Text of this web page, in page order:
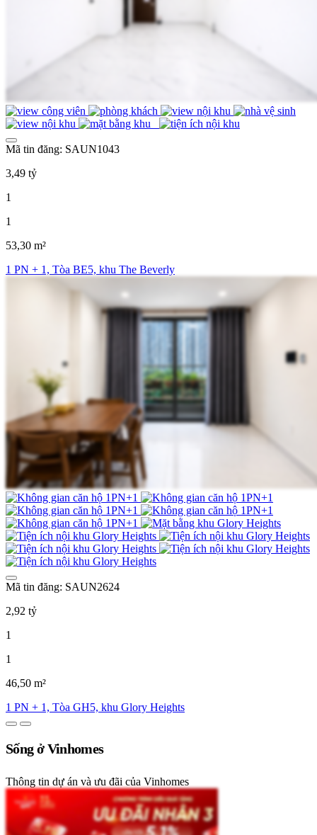
Mã tin đăng: SAUN1043
3,49 tỷ
1
1
53,30 m²
1 PN + 1, Tòa BE5, khu The Beverly
Mã tin đăng: SAUN2624
2,92 tỷ
1
1
46,50 m²
1 PN + 1, Tòa GH5, khu Glory Heights
Sống ở Vinhomes
Thông tin dự án và ưu đãi của Vinhomes